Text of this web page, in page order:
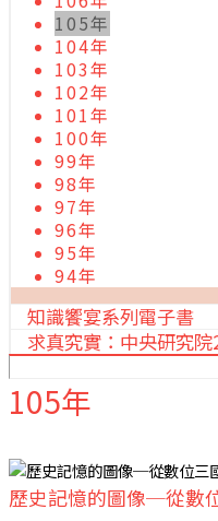
105年
104年
103年
102年
101年
100年
99年
98年
97年
96年
95年
94年
知識饗宴系列電子書
求真究實：中央研究
105年
歷史記憶的圖像─從數